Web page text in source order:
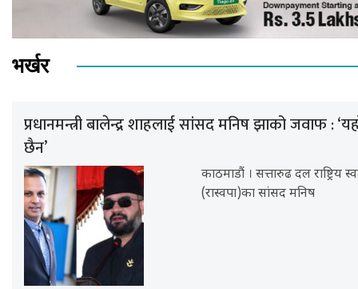
भर्खर
प्रधानमन्त्री बालेन्द्र शाहलाई सांसद मनिष झाको जवाफ :
छैन’
काठमाडौं । सत्तारुढ दल राष्ट्रिय
(रास्वपा)का सांसद मनिष